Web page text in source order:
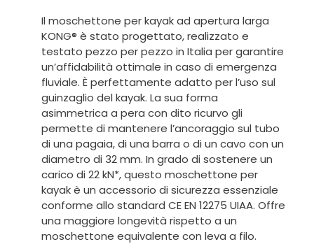
Il moschettone per kayak ad apertura larga
KONG® è stato progettato, realizzato e
testato pezzo per pezzo in Italia per garantire
un’affidabilità ottimale in caso di emergenza
fluviale. È perfettamente adatto per l’uso sul
guinzaglio del kayak. La sua forma
asimmetrica a pera con dito ricurvo gli
permette di mantenere l’ancoraggio sul tubo
di una pagaia, di una barra o di un cavo con un
diametro di 32 mm. In grado di sostenere un
carico di 22 kN*, questo moschettone per
kayak è un accessorio di sicurezza essenziale
conforme allo standard CE EN 12275 UIAA. Offre
una maggiore longevità rispetto a un
moschettone equivalente con leva a filo.